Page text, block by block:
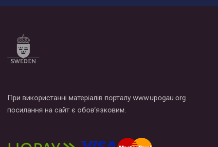
При використанні матеріалів порталу www.upogau.org
посилання на сайт є обов’язковим.